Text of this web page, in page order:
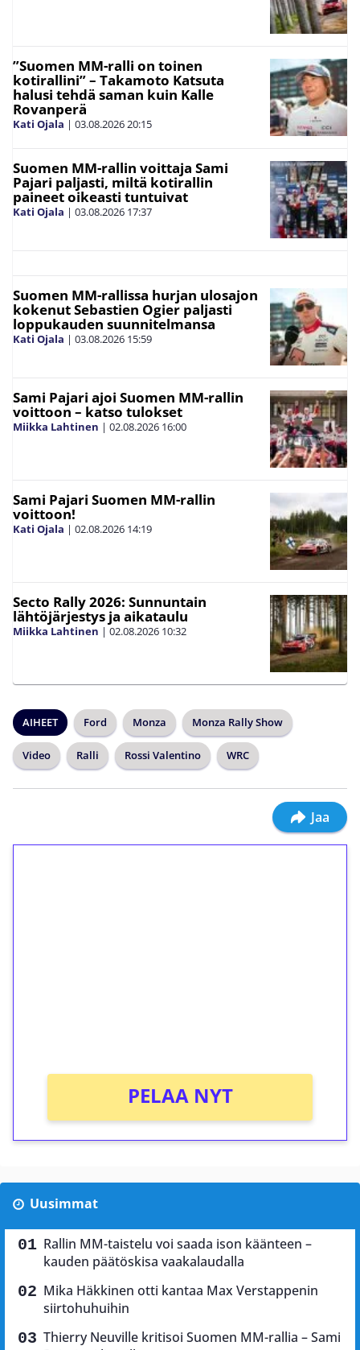
”Suomen MM-ralli on toinen
kotirallini” – Takamoto Katsuta
halusi tehdä saman kuin Kalle
Rovanperä
Kati Ojala | 03.08.202620:15
Suomen MM-rallin voittaja Sami
Pajari paljasti, miltä kotirallin
paineet oikeasti tuntuivat
Kati Ojala | 03.08.2026 17:37
Suomen MM-rallissa hurjan ulosajon
kokenut Sebastien Ogier paljasti
loppukauden suunnitelmansa
Kati Ojala | 03.08.2026 15:59
Sami Pajari ajoi Suomen MM-rallin
voittoon – katso tulokset
Miikka Lahtinen | 02.08.2026 16:00
Sami Pajari Suomen MM-rallin
voittoon!
Kati Ojala | 02.08.2026 14:19
Secto Rally 2026: Sunnuntain
lähtöjärjestys ja aikataulu
Miikka Lahtinen | 02.08.2026 10:32
AIHEET Ford Monza Monza Rally Show
Video Ralli Rossi Valentino WRC
Jaa
PELAA NYT
Uusimmat
Rallin MM-taistelu voi saada ison käänteen –
kauden päätöskisa vaakalaudalla
Mika Häkkinen otti kantaa Max Verstappenin
siirtohuhuihin
Thierry Neuville kritisoi Suomen MM-rallia – Sami